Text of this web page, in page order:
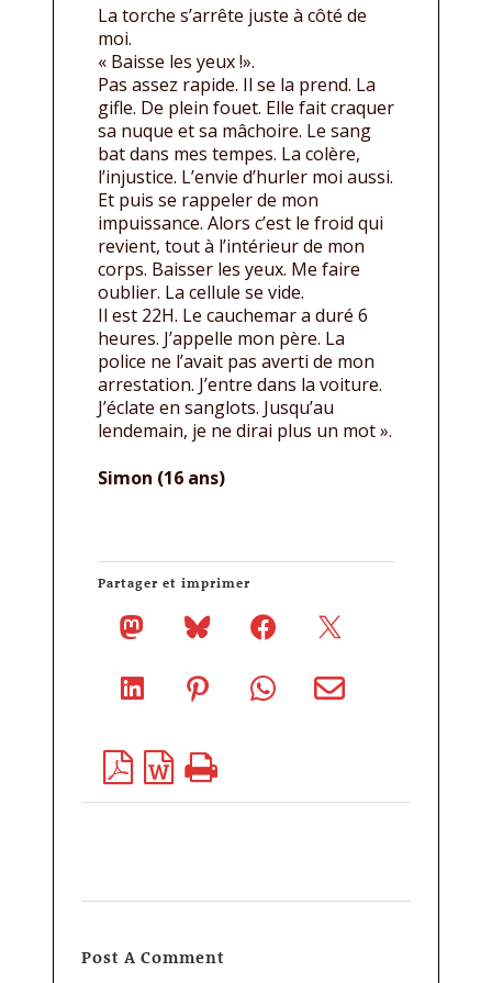
La torche s’arrête juste à côté de
moi.
« Baisse les yeux !».
Pas assez rapide. Il se la prend. La
gifle. De plein fouet. Elle fait craquer
sa nuque et sa mâchoire. Le sang
bat dans mes tempes. La colère,
l’injustice. L’envie d’hurler moi aussi.
Et puis se rappeler de mon
impuissance. Alors c’est le froid qui
revient, tout à l’intérieur de mon
corps. Baisser les yeux. Me faire
oublier. La cellule se vide.
Il est 22H. Le cauchemar a duré 6
heures. J’appelle mon père. La
police ne l’avait pas averti de mon
arrestation. J’entre dans la voiture.
J’éclate en sanglots. Jusqu’au
lendemain, je ne dirai plus un mot ».
Simon (16 ans)
Partager et imprimer
Post A Comment